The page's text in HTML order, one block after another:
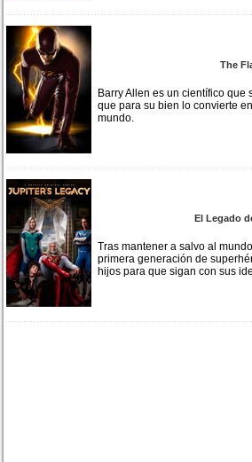
The
Barry Allen es un científico que
que para su bien lo convierte
mundo.
El Legado
Tras mantener a salvo al
primera generación de
hijos para que sigan con sus